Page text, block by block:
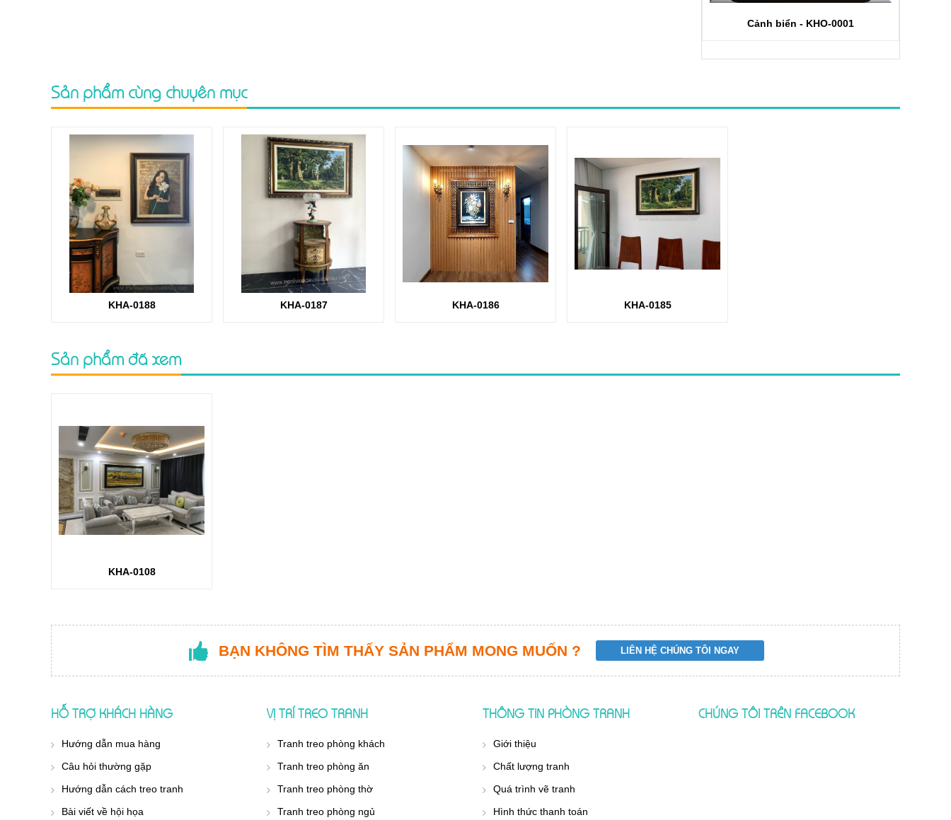
Cảnh biển - KHO-0001
Sản phẩm cùng chuyên mục
KHA-0188 KHA-0187 KHA-0186 KHA-0185
Sản phẩm đã xem
KHA-0108
BẠN KHÔNG TÌM THẤY SẢN PHẨM MONG MUỐN ?
HỖ TRỢ KHÁCH HÀNG
Hướng dẫn mua hàng
Câu hỏi thường gặp
Hướng dẫn cách treo tranh
Bài viết về hội họa
VỊ TRÍ TREO TRANH
Tranh treo phòng khách
Tranh treo phòng ăn
Tranh treo phòng thờ
Tranh treo phòng ngủ
THÔNG TIN PHÒNG TRANH
Giới thiệu
Chất lượng tranh
Quá trình vẽ tranh
Hình thức thanh toán
CHÚNG TÔI TRÊN FACEBOOK